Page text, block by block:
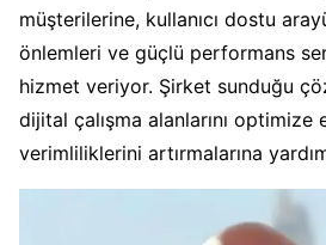
müşterilerine, kullanıcı dostu
önlemleri ve güçlü performans
hizmet veriyor. Şirket sunduğu
dijital çalışma alanlarını optimize
verimliliklerini artırmalarına